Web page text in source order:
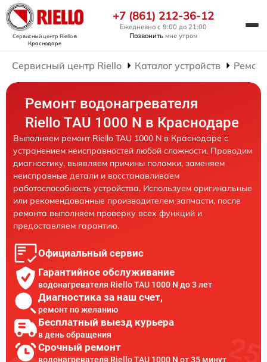
Сервисный центр Rielloв
Краснодаре
+7 (861) 212-36-12
Ежедневно с 9:00 до 21:00
Позвонить мне утром
Сервисный центр Riello Каталог устройств
Ремонт водонагревателя
Riello TAU 1000 N в Краснодаре
Выполняем ремонт Riello TAU 1000 N в Краснодаре с
устранением неисправностей любой сложности. Проводим
диагностику, выявляем причины поломки, заменяем
неисправные детали и восстанавливаем
работоспособность устройства. Используем оригинальные
или рекомендованные производителем запчасти, после
ремонта выполняем проверку всех функций и
предоставляем гарантию.
Официальный сервис
Гарантийное обслуживание
водонагревателя Riello TAU 1000 N до 3 лет
Диагностика за наш счет,
ремонт по желанию
Бесплатный выезд курьера
в день обращения
Срочный ремонт
водонагревателя Riello TAU 1000 N от 35 минут